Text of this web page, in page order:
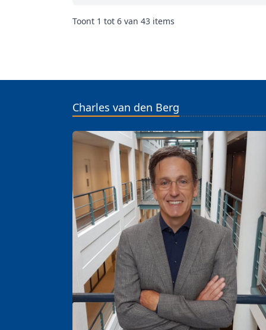
Toont 1 tot 6 van 43 items
Charles van den Berg